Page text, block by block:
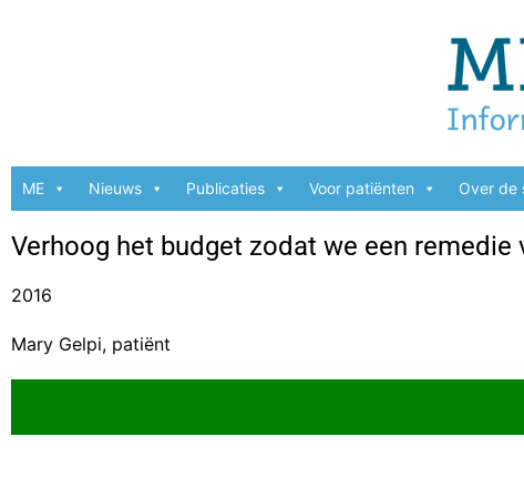
ME Nieuws Publicaties Voor patiënten Over de
Verhoog het budget zodat we een remedie
2016
Mary Gelpi, patiënt